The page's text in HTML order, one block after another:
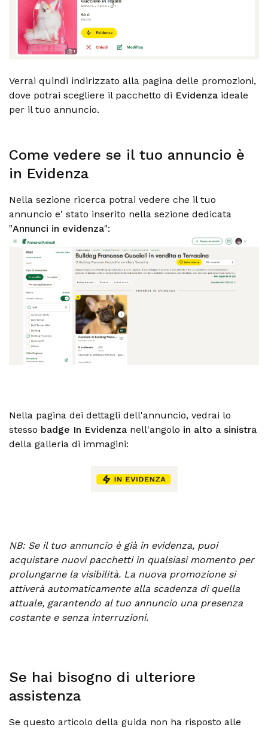
Verrai quindi indirizzato alla pagina delle promozioni,
dove potrai scegliere il pacchetto di Evidenza ideale
per il tuo annuncio.
Come vedere se il tuo annuncio è
in Evidenza
Nella sezione ricerca potrai vedere che il tuo
annuncio e' stato inserito nella sezione dedicata
"Annunci in evidenza":
Nella pagina dei dettagli dell'annuncio, vedrai lo
stesso badge In Evidenza nell'angolo in alto a sinistra
della galleria di immagini:
NB: Se il tuo annuncio è già in evidenza, puoi
acquistare nuovi pacchetti in qualsiasi momento per
prolungarne la visibilità. La nuova promozione si
attiverà automaticamente alla scadenza di quella
attuale, garantendo al tuo annuncio una presenza
costante e senza interruzioni.
Se hai bisogno di ulteriore
assistenza
Se questo articolo della guida non ha risposto alle